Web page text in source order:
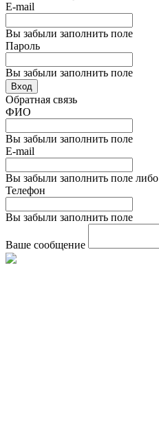
E-mail
Вы забыли заполнить поле
Пароль
Вы забыли заполнить поле
Вход
Обратная связь
ФИО
Вы забыли заполнить поле
E-mail
Вы забыли заполнить поле
Телефон
Вы забыли заполнить поле
Ваше сообщение